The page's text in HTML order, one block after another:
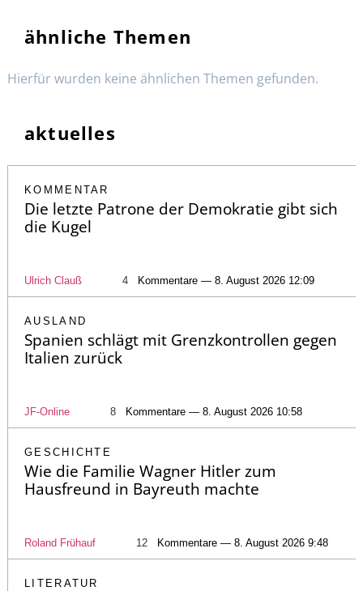
ähnliche Themen
Hierfür wurden keine ähnlichen Themen gefunden.
aktuelles
KOMMENTAR
Die letzte Patrone der Demokratie gibt sich
die Kugel
Ulrich Clauß 4 Kommentare — 8. August 2026 12:09
AUSLAND
Spanien schlägt mit Grenzkontrollen gegen
Italien zurück
JF-Online 8 Kommentare — 8. August 2026 10:58
GESCHICHTE
Wie die Familie Wagner Hitler zum
Hausfreund in Bayreuth machte
Roland Frühauf 12 Kommentare — 8. August 2026 9:48
LITERATUR